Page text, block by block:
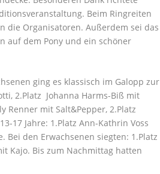
Beim Ringreiten
die Organisatoren. Außerdem sei das
auf dem Pony und ein schöner
ging es klassisch im Galopp zur
2.Platz Johanna Harms-Biß mit
Renner mit Salt&Pepper, 2.Platz
17 Jahre: 1.Platz Ann-Kathrin Voss
Bei den Erwachsenen siegten: 1.Platz
Kajo. Bis zum Nachmittag hatten